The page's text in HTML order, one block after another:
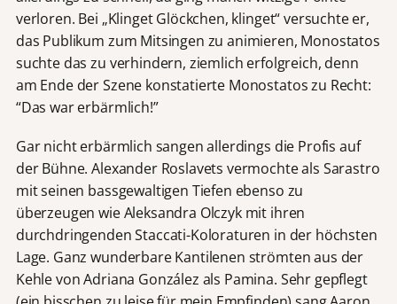
verloren. Bei „Klinget Glöckchen, klinget“ versuchte er,
das Publikum zum Mitsingen zu animieren, Monostatos
suchte das zu verhindern, ziemlich erfolgreich, denn
am Ende der Szene konstatierte Monostatos zu Recht:
“Das war erbärmlich!”
Gar nicht erbärmlich sangen allerdings die Profis auf
der Bühne. Alexander Roslavets vermochte als Sarastro
mit seinen bassgewaltigen Tiefen ebenso zu
überzeugen wie Aleksandra Olczyk mit ihren
durchdringenden Staccati-Koloraturen in der höchsten
Lage. Ganz wunderbare Kantilenen strömten aus der
Kehle von Adriana González als Pamina. Sehr gepflegt